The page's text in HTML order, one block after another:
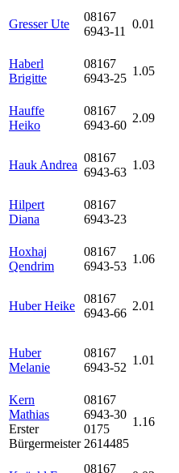
Gresser Ute
08167
6943-11
0.01
Haberl
Brigitte
08167
6943-25
1.05
Hauffe
Heiko
08167
6943-60
2.09
Hauk Andrea
08167
6943-63
1.03
Hilpert
Diana
08167
6943-23
Hoxhaj
Qendrim
08167
6943-53
1.06
Huber Heike
08167
6943-66
2.01
Huber
Melanie
08167
6943-52
1.01
Kern
Mathias
Erster
Bürgermeister
08167
6943-30
0175
2614485
1.16
08167